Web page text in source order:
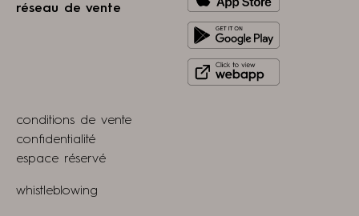
réseau de vente
from
store
it
Play
to
conditions de vente
confidentialité
espace réservé
whistleblowing